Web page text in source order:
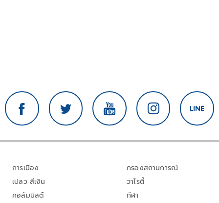
การเมือง
เปลว สีเงิน
คอลัมนิสต์
กรองสถานการณ์
วาไรตี้
กีฬา